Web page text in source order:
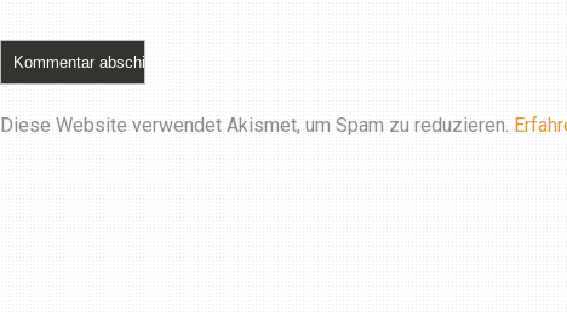
Diese Website verwendet Akismet, um Spam zu reduzieren.